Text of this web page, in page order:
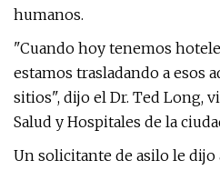
humanos.
"Cuando hoy tenemos
estamos trasladando a esos
sitios", dijo el Dr. Ted Long,
Salud y Hospitales de la
Un solicitante de asilo le dijo